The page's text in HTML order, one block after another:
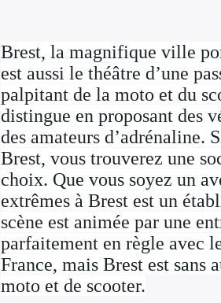
Brest, la magnifique ville
est aussi le théâtre d’une
palpitant de la moto et du
distingue en proposant des
des amateurs d’adrénaline.
Brest, vous trouverez une
choix. Que vous soyez un
extrêmes à Brest est un
scène est animée par une
parfaitement en règle avec
France, mais Brest est sans
moto et de scooter.